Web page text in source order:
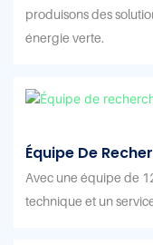
produisons des
énergie verte.
Équipe De
Avec une équipe de
technique et un